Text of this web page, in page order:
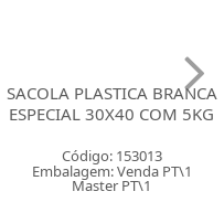
SACOLA PLASTICA BRANCA
ESPECIAL 30X40 COM 5KG
Código: 153013
Embalagem: Venda PT\1
Master PT\1